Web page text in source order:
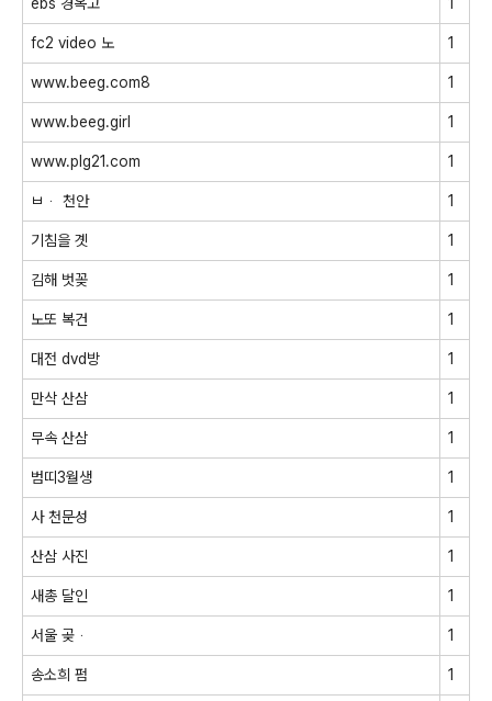
ebs 경옥고 1
fc2 video 노 1
www.beeg.com8 1
www.beeg.girl 1
www.plg21.com 1
ㅂᆞ 천안 1
기침을 곗 1
김해 벗꽂 1
노또 복건 1
대전 dvd방 1
만삭 산삼 1
무속 산삼 1
범띠3월생 1
사 천문성 1
산삼 사진 1
새총 달인 1
서울 곶ᆞ 1
송소희 펌 1